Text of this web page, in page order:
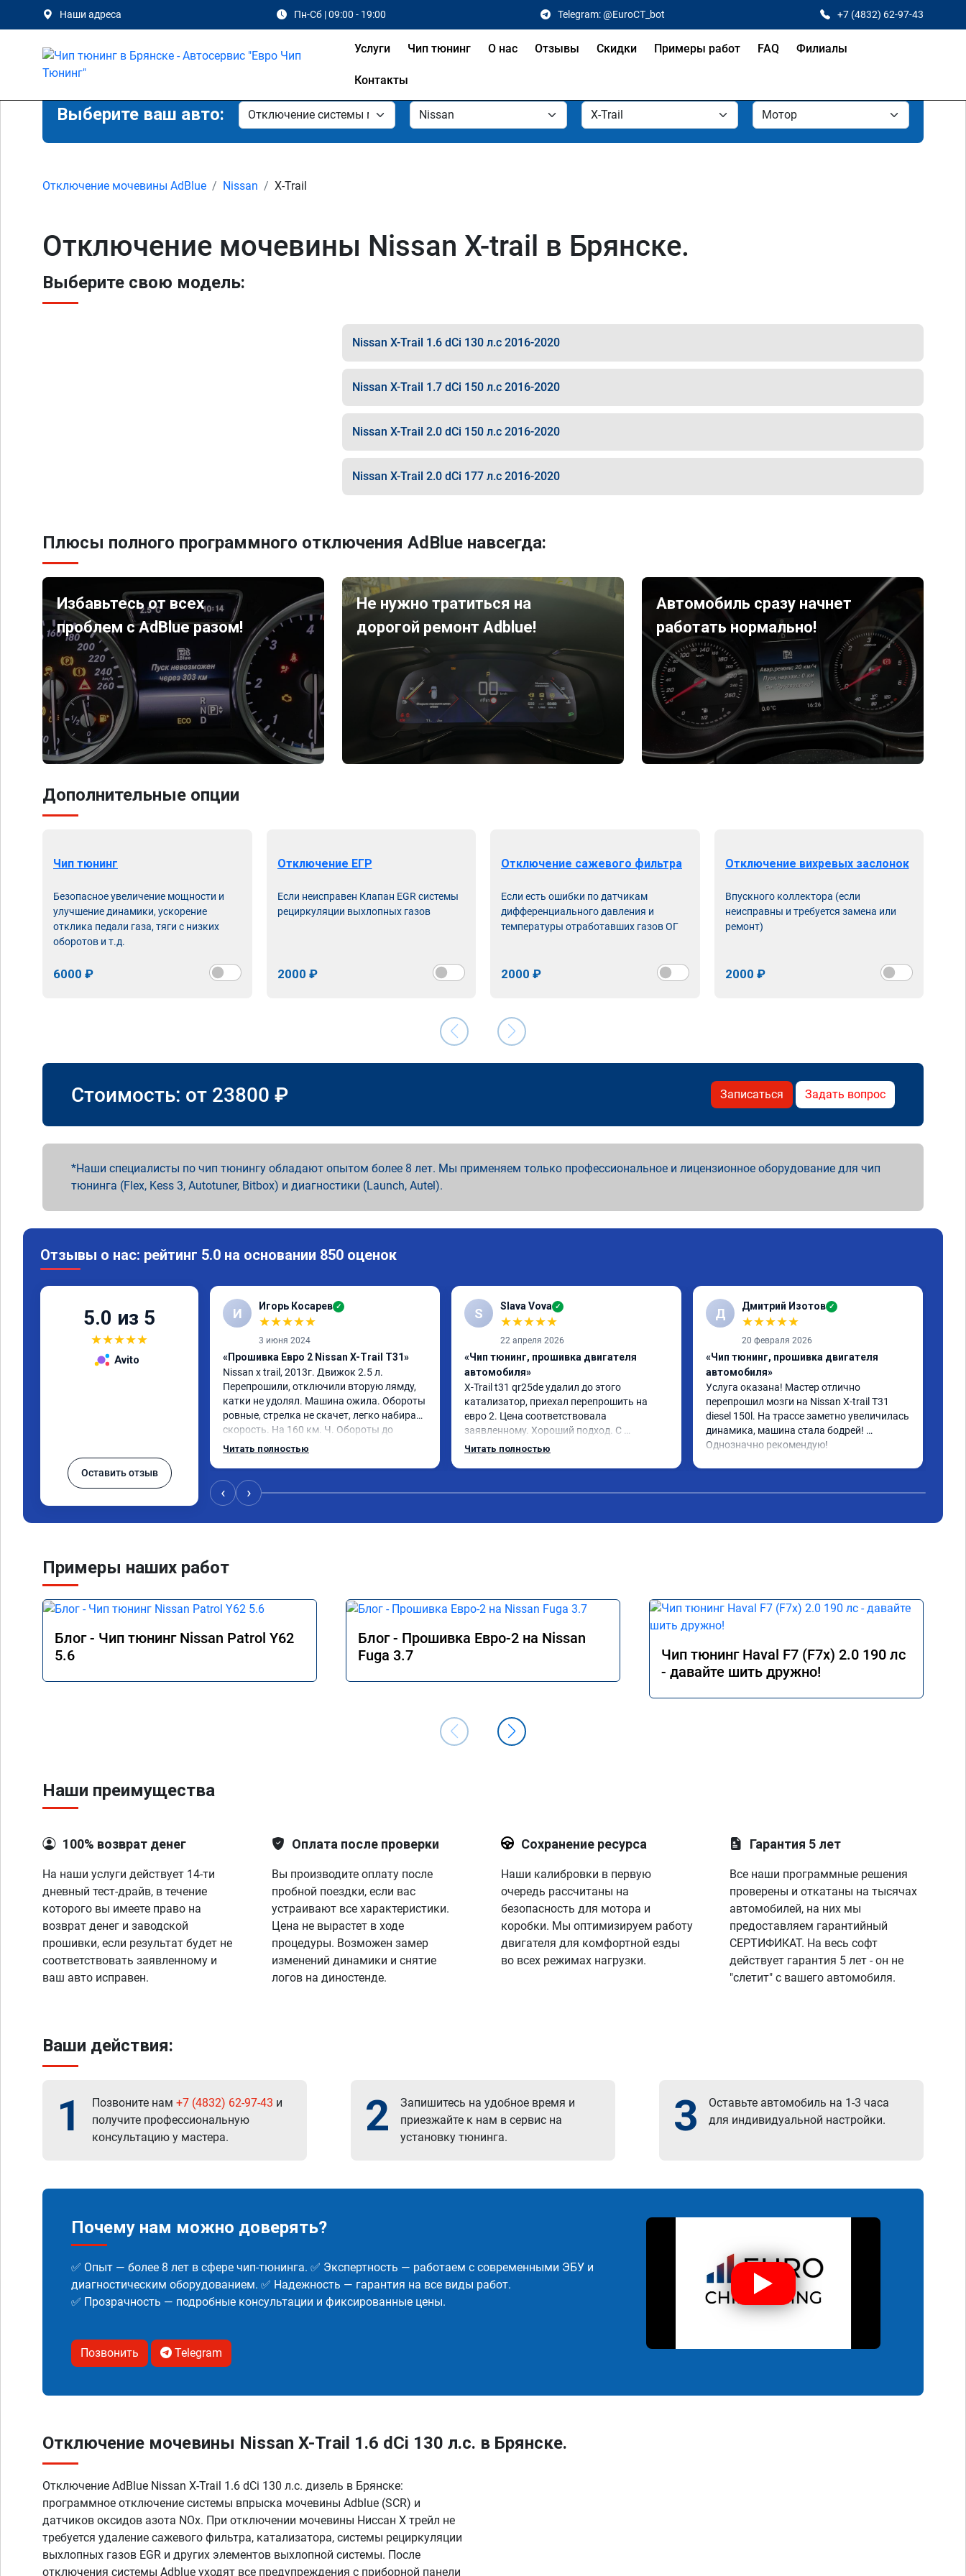
Наши адреса Пн-Сб | 09:00 - 19:00 Telegram: @EuroCT_bot +7 (4832) 62-97-43
Услуги Чип тюнинг О нас Отзывы Скидки Примеры работ FAQ Филиалы
Контакты
Выберите ваш авто:
Отключение мочевины AdBlue Nissan X-Trail
Отключение мочевины Nissan X-trail в Брянске.
Выберите свою модель:
Nissan X-Trail 1.6 dCi 130 л.с 2016-2020
Nissan X-Trail 1.7 dCi 150 л.с 2016-2020
Nissan X-Trail 2.0 dCi 150 л.с 2016-2020
Nissan X-Trail 2.0 dCi 177 л.с 2016-2020
Плюсы полного программного отключения AdBlue навсегда:
Избавьтесь от всех
проблем с AdBlue разом!
Не нужно тратиться на
дорогой ремонт Adblue!
Автомобиль сразу начнет
работать нормально!
Дополнительные опции
Чип тюнинг
Безопасное увеличение мощности и
улучшение динамики, ускорение
отклика педали газа, тяги с низких
оборотов и т.д.
6000 ₽
Отключение ЕГР
Если неисправен Клапан EGR системы
рециркуляции выхлопных газов
2000 ₽
Отключение сажевого фильтра
Если есть ошибки по датчикам
дифференциального давления и
температуры отработавших газов ОГ
2000 ₽
Отключение вихревых заслонок
Впускного коллектора (если
неисправны и требуется замена или
ремонт)
2000 ₽
Стоимость: от 23800 ₽ Записаться Задать вопрос
Наши специалисты по чип тюнингу обладают опытом более 8 лет. Мы применяем только профессиональное и лицензионное оборудование для чип
тюнинга (Flex, Kess 3, Autotuner, Bitbox) и диагностики (Launch, Autel).
Отзывы о нас: рейтинг 5.0 на основании 850 оценок
5.0 из 5
★★★★★
Avito
Оставить отзыв
И Игорь Косарев ✓
★★★★★
3 июня 2024
«Прошивка Евро 2 Nissan X-Trail T31»
Nissan x trаil, 2013г. Движок 2.5 л.
Перепрошили, отключили вторую лямду,
катки не удолял. Машина ожила. Обороты
ровные, стрелка не скачет, легко набирает
скорость. На 160 км. Ч. Обороты до
3000.расход тот-же без изменения 12л.
Читать полностью
S Slava Vova ✓
★★★★★
22 апреля 2026
«Чип тюнинг, прошивка двигателя
автомобиля»
X-Trail t31 qr25de удалил до этого
катализатор, приехал перепрошить на
евро 2. Цена соответствовала
заявленному. Хороший подход. С
уважением общались. Благодарю за
Читать полностью
Д Дмитрий Изотов ✓
★★★★★
20 февраля 2026
«Чип тюнинг, прошивка двигателя
автомобиля»
Услуга оказана! Мастер отлично
перепрошил мозги на Nissan X-trail T31
diesel 150l. На трассе заметно увеличилась
динамика, машина стала бодрей!
Однозначно рекомендую!
‹ ›
Примеры наших работ
Блог - Чип тюнинг Nissan Patrol Y62
5.6
Блог - Прошивка Евро-2 на Nissan
Fuga 3.7
Чип тюнинг Haval F7 (F7x) 2.0 190 лс
- давайте шить дружно!
Наши преимущества
100% возврат денег
На наши услуги действует 14-ти
дневный тест-драйв, в течение
которого вы имеете право на
возврат денег и заводской
прошивки, если результат будет не
соответствовать заявленному и
ваш авто исправен.
Оплата после проверки
Вы производите оплату после
пробной поездки, если вас
устраивают все характеристики.
Цена не вырастет в ходе
процедуры. Возможен замер
изменений динамики и снятие
логов на диностенде.
Сохранение ресурса
Наши калибровки в первую
очередь рассчитаны на
безопасность для мотора и
коробки. Мы оптимизируем работу
двигателя для комфортной езды
во всех режимах нагрузки.
Гарантия 5 лет
Все наши программные решения
проверены и откатаны на тысячах
автомобилей, на них мы
предоставляем гарантийный
СЕРТИФИКАТ. На весь софт
действует гарантия 5 лет - он не
"слетит" с вашего автомобиля.
Ваши действия:
1 Позвоните нам +7 (4832) 62-97-43 и
получите профессиональную
консультацию у мастера.
2
Запишитесь на удобное время и
приезжайте к нам в сервис на
установку тюнинга.
3
Оставьте автомобиль на 1-3 часа
для индивидуальной настройки.
Почему нам можно доверять?
✅ Опыт — более 8 лет в сфере чип-тюнинга. ✅ Экспертность — работаем с современными ЭБУ и
диагностическим оборудованием. ✅ Надежность — гарантия на все виды работ.
✅ Прозрачность — подробные консультации и фиксированные цены.
Позвонить Telegram
Отключение мочевины Nissan X-Trail 1.6 dCi 130 л.с. в Брянске.
Отключение AdBlue Nissan X-Trail 1.6 dCi 130 л.с. дизель в Брянске:
программное отключение системы впрыска мочевины Adblue (SCR) и
датчиков оксидов азота NOx. При отключении мочевины Ниссан Х трейл не
требуется удаление сажевого фильтра, катализатора, системы рециркуляции
выхлопных газов EGR и других элементов выхлопной системы. После
отключения системы Adblue уходят все предупреждения с приборной панели